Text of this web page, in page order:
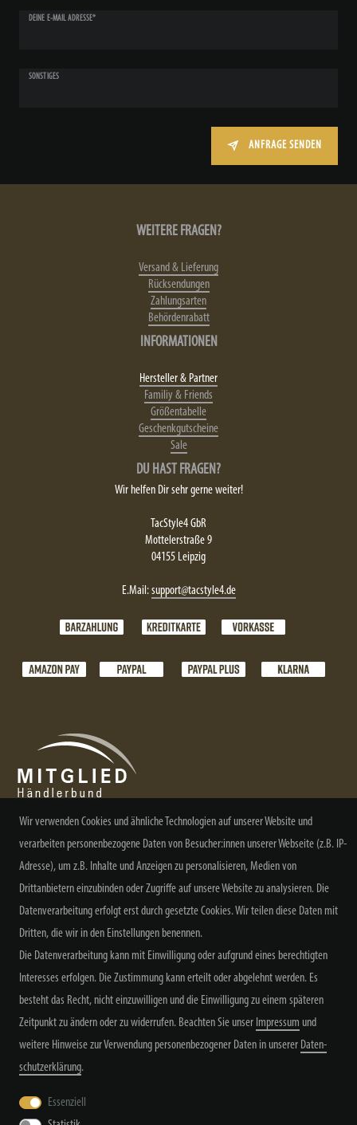
DEINE E-MAIL ADRESSE*
SONSTIGES
ANFRAGE SENDEN
WEITERE FRAGEN?
Versand & Lieferung
Rücksendungen
Zahlungsarten
Behördenrabatt
INFORMATIONEN
Hersteller & Partner
Familiy & Friends
Größentabelle
Geschenkgutscheine
Sale
DU HAST FRAGEN?
Wir helfen Dir sehr gerne weiter!
TacStyle4 GbR
Mottelerstraße 9
04155 Leipzig
E.Mail:support@tacstyle4.de
Alle Preisangaben inkl. MwSt. zzgl. Versand
Widerrufs­recht
Wir verwenden Cookies und ähnliche Technologien auf unserer Website und
verarbeiten personenbezogene Daten von Besucher:innen unserer Webseite (z.B. IP-
Adresse), um z.B. Inhalte und Anzeigen zu personalisieren, Medien von
Drittanbietern einzubinden oder Zugriffe auf unsere Website zu analysieren. Die
Datenverarbeitung erfolgt erst durch gesetzte Cookies. Wir teilen diese Daten mit
Dritten, die wir in den Einstellungen benennen.
Die Datenverarbeitung kann mit Einwilligung oder aufgrund eines berechtigten
Interesses erfolgen. Die Zustimmung kann erteilt oder abgelehnt werden. Es
besteht das Recht, nicht einzuwilligen und die Einwilligung zu einem späteren
Zeitpunkt zu ändern oder zu widerrufen. Beachten Sie unser Impressum und
weitere Hinweise zur Verwendung personenbezogener Daten in unserer Daten­
schutz­erklärung.
Essenziell